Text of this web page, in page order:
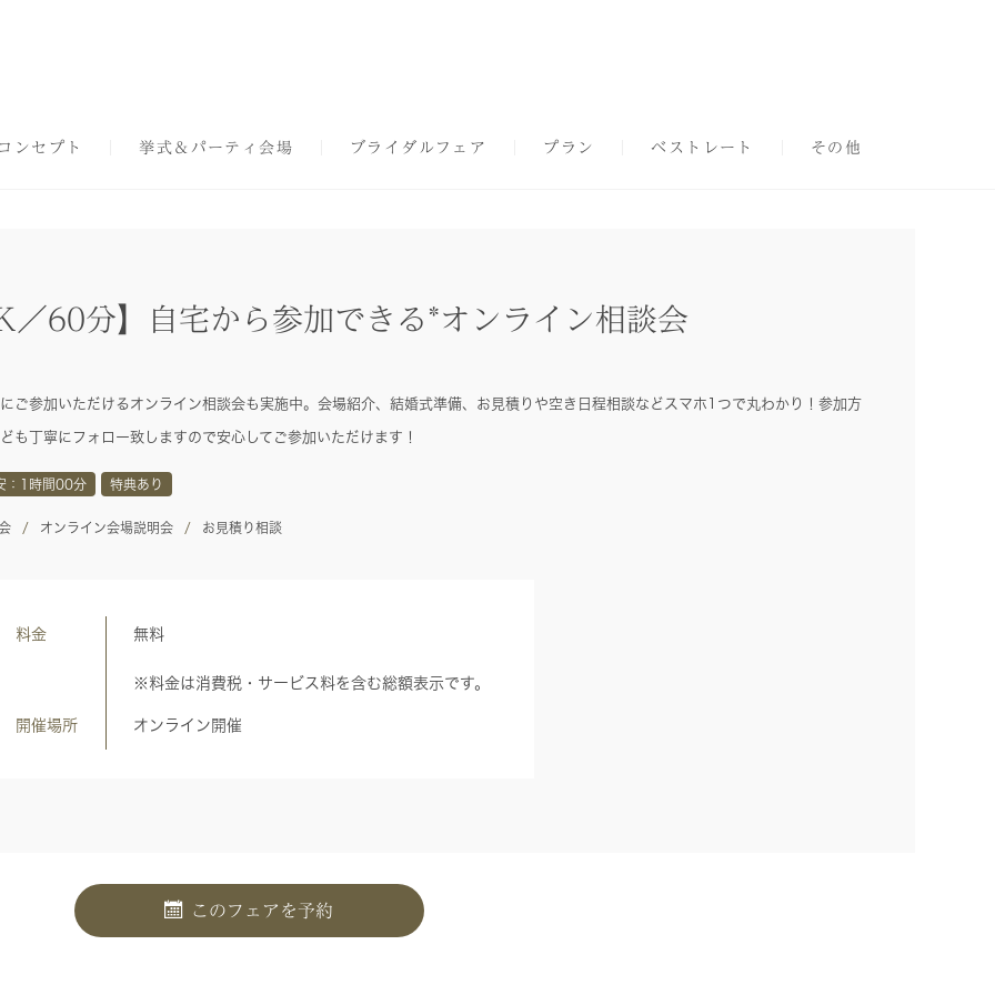
ンセプト 挙式＆パーティ会場 ブライダルフェア プラン ベストレート その他
／60分】自宅から参加できる*オンライン相談会
ご参加いただけるオンライン相談会も実施中。会場紹介、結婚式準備、お見積りや空き日程相談などスマホ1つで丸わかり！参加方
も丁寧にフォロー致しますので安心してご参加いただけます！
：1時間00分 特典あり
オンライン会場説明会 お見積り相談
料金 無料
※料金は消費税・サービス料を含む総額表示です。
開催場所 オンライン開催
このフェアを予約